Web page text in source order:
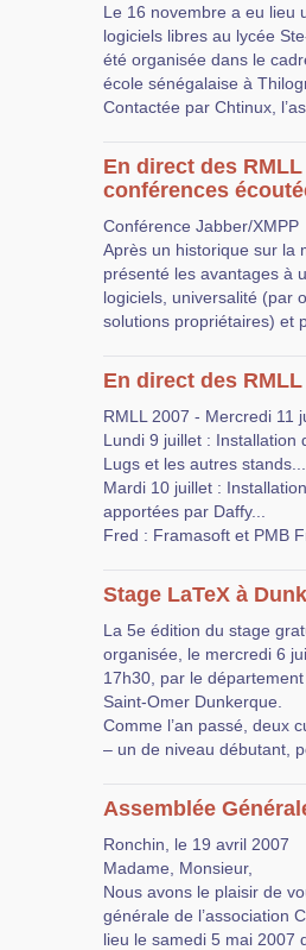
Le 16 novembre a eu lieu
logiciels libres au lycée
été organisée dans le
école sénégalaise à
Contactée par Chtinux,
En direct des
conférences
Conférence Jabber/XMPP
Après un historique sur la
présenté les avantages à
logiciels, universalité (par
solutions propriétaires) et
En direct des RMLL
RMLL 2007 - Mercredi 11
Lundi 9 juillet : Installation
Lugs et les autres stands...
Mardi 10 juillet :
apportées par Daffy...
Fred : Framasoft et PMB
Stage LaTeX à
La 5e édition du stage
organisée, le mercredi 6
17h30, par le
Saint-Omer Dunkerque.
Comme l’an passé, deux
– un de niveau débutant,
Assemblée
Ronchin, le 19 avril 2007
Madame, Monsieur,
Nous avons le plaisir de
générale de l’association
lieu le samedi 5 mai 2007